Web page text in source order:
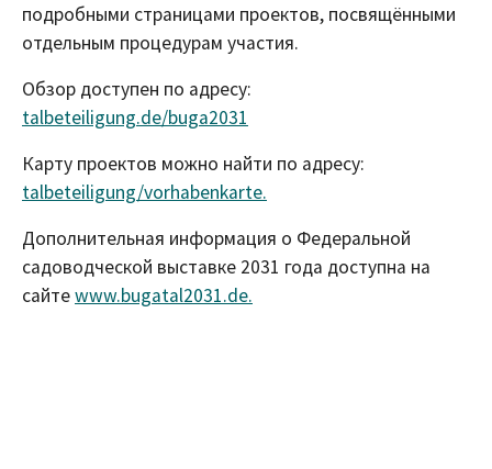
подробными страницами проектов, посвящёнными
отдельным процедурам участия.
Обзор доступен по адресу:
talbeteiligung.de/buga2031
Карту проектов можно найти по адресу:
talbeteiligung/vorhabenkarte.
Дополнительная информация о Федеральной
садоводческой выставке 2031 года доступна на
сайтеwww.bugatal2031.de.